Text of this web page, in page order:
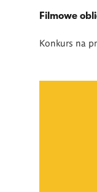
Filmowe
Konkurs na